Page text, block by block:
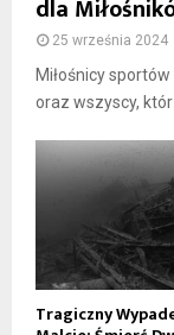
dla
25 września 2024
Miłośnicy
oraz wszyscy,
Tragiczny